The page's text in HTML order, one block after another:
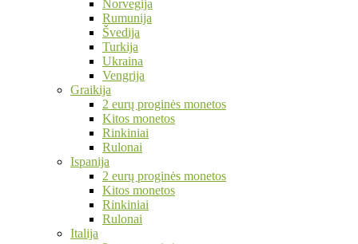
Norvegija
Rumunija
Švedija
Turkija
Ukraina
Vengrija
Graikija
2 eurų proginės monetos
Kitos monetos
Rinkiniai
Rulonai
Ispanija
2 eurų proginės monetos
Kitos monetos
Rinkiniai
Rulonai
Italija